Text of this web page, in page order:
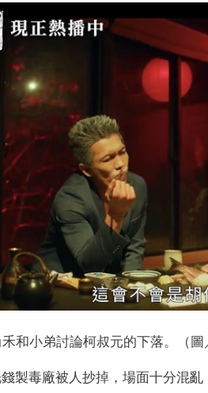
和小弟討論柯叔元的下落。（圖
製毒廠被人抄掉，場面十分混